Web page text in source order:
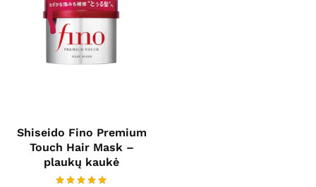
Shiseido Fino Premium
Touch Hair Mask –
plaukų kaukė